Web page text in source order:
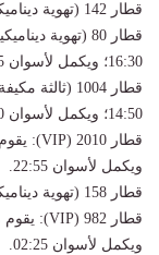
قطار 142 (تهوية ديناميكية): يقوم من القاهرة الساعة 08:50.
16:30؛ ويكمل لأسوان 02:05.
14:50؛ ويكمل لأسوان 23:10.
ويكمل لأسوان 22:55.
قطار 158 (تهوية ديناميكية): يقوم من القاهرة الساعة 10:35.
ويكمل لأسوان 02:25.